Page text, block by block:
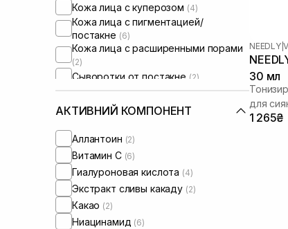
Кожа лица с куперозом (4)
Кожа лица с пигментацией/
постакне (6)
Кожа лица с расширенными порами
(2)
Сыворотки от постакне (2)
АКТИВНИЙ КОМПОНЕНТ
Аллантоин (2)
Витамин C (6)
Гиалуроновая кислота (4)
Экстракт сливы какаду (2)
Какао (2)
Ниацинамид (6)
NEEDLY|
30 мл
для
1 265₴